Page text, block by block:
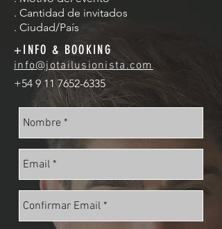
. Cantidad de invitados
. Ciudad/País
+INFO & BOOKING
info@jotailusionista.com
+54 9 11 7652-6335